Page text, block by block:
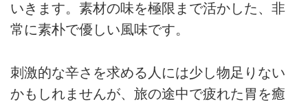
いきます。素材の味を極限まで活かした、非
常に素朴で優しい風味です。
刺激的な辛さを求める人には少し物足りない
かもしれませんが、旅の途中で疲れた胃を癒